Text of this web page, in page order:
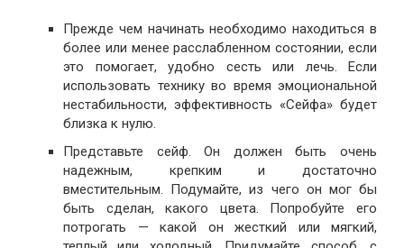
Прежде чем начинать необходимо находиться в
более или менее расслабленном состоянии, если
это помогает, удобно сесть или лечь. Если
использовать технику во время эмоциональной
нестабильности, эффективность «Сейфа» будет
близка к нулю.
Представьте сейф. Он должен быть очень
надежным, крепким и достаточно
вместительным. Подумайте, из чего он мог бы
быть сделан, какого цвета. Попробуйте его
потрогать — какой он жесткий или мягкий,